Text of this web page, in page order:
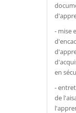
- mise
en
-
de